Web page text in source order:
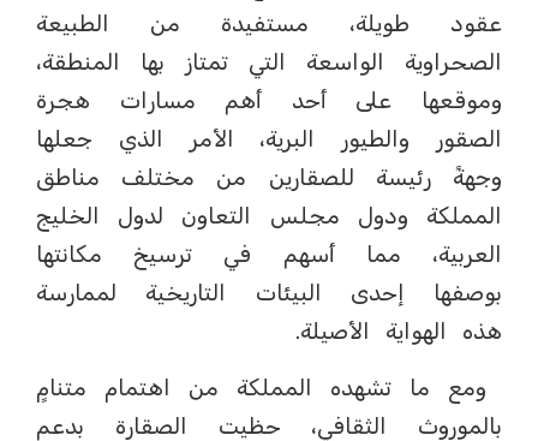
عقود طويلة، مستفيدة من الطبيعة
الصحراوية الواسعة التي تمتاز بها المنطقة،
وموقعها على أحد أهم مسارات هجرة
الصقور والطيور البرية، الأمر الذي جعلها
وجهةً رئيسة للصقارين من مختلف مناطق
المملكة ودول مجلس التعاون لدول الخليج
العربية، مما أسهم في ترسيخ مكانتها
بوصفها إحدى البيئات التاريخية لممارسة
هذه الهواية الأصيلة.
ومع ما تشهده المملكة من اهتمام متنامٍ
بالموروث الثقافي، حظيت الصقارة بدعم